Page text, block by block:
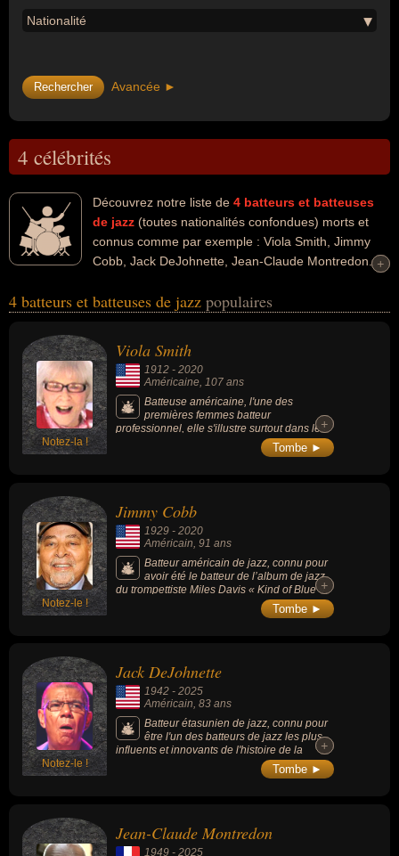
Nationalité
Avancée ►
4 célébrités
Découvrez notre liste de 4 batteurs et batteuses
de jazz (toutes nationalités confondues) morts et
connus comme par exemple : Viola Smith, Jimmy
Cobb, Jack DeJohnette, Jean-Claude Montredon...
domaines de l'art, du jazz ou de la musique. Ces célébrités peuvent
percussionniste. En ce qui concerne leurs nationalités au moment
de leurs morts, ils peuvent avoir été américain ou francais par
exemple.
+
+
4 batteurs et batteuses de jazz populaires
Notez-la !
Viola Smith
1912 - 2020
Américaine, 107 ans
Batteuse américaine, l'une des
premières femmes batteur
professionnel, elle s'illustre surtout dans les
années 1930 et 1940 avec le groupe The
Schmidt Sisters, essentiellement féminin qui
record, de 8 soeurs (dont elle-même).
+
+
Tombe ►
Notez-le !
Jimmy Cobb
1929 - 2020
Américain , 91 ans
Batteur américain de jazz, connu pour
avoir été le batteur de l’album de jazz
du trompettiste Miles Davis « Kind of Blue »,
l’un des plus grands albums de jazz de tous
+
+
Tombe ►
Notez-le !
Jack DeJohnette
1942 - 2025
Américain, 83 ans
Batteur étasunien de jazz, connu pour
être l'un des batteurs de jazz les plus
influents et innovants de l'histoire de la
musique. Il s'est fait connaître dans les
années 1960 et 1970, notamment en jouant
participé à des centaines d'enregistrements
acclamés pendant plus de quatre décennies.
+
+
Tombe ►
Jean-Claude Montredon
1949 - 2025